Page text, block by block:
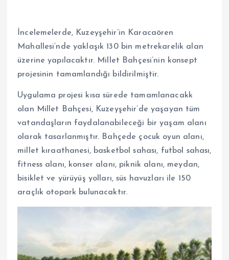
İncelemelerde, Kuzeyşehir’in Karacaören
Mahallesi’nde yaklaşık 130 bin metrekarelik alan
üzerine yapılacaktır. Millet Bahçesi’nin konsept
projesinin tamamlandığı bildirilmiştir.
Uygulama projesi kısa sürede tamamlanacakk
olan Millet Bahçesi, Kuzeyşehir’de yaşayan tüm
vatandaşların faydalanabileceği bir yaşam alanı
olarak tasarlanmıştır. Bahçede çocuk oyun alanı,
millet kıraathanesi, basketbol sahası, futbol sahası,
fitness alanı, konser alanı, piknik alanı, meydan,
bisiklet ve yürüyüş yolları, süs havuzları ile 150
araçlık otopark bulunacaktır.